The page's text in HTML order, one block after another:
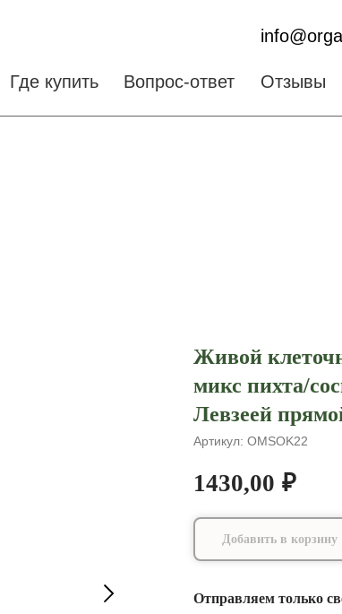
Где купить Вопрос-ответ Отзывы
Живой
микс пихта/
Левзеей
Артикул: OMSOK22
1430,00 ₽
Добавить в корзину
Отправляем только